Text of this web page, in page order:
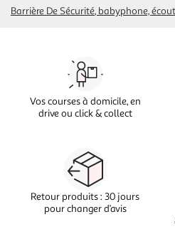
Barrière De Sécurité babyphone,
Vos courses à domicile, en
drive ou click & collect
Retour produits : 30 jours
pour changer d’avis